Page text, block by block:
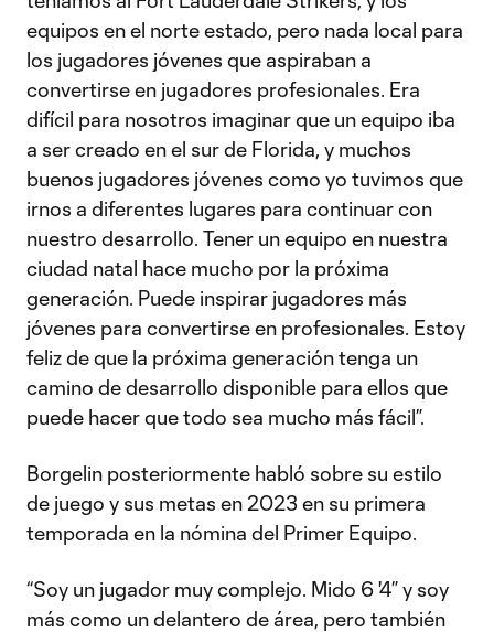
equipos en el norte estado, pero nada local para
los jugadores jóvenes que aspiraban a
convertirse en jugadores profesionales. Era
difícil para nosotros imaginar que un equipo iba
a ser creado en el sur de Florida, y muchos
buenos jugadores jóvenes como yo tuvimos que
irnos a diferentes lugares para continuar con
nuestro desarrollo. Tener un equipo en nuestra
ciudad natal hace mucho por la próxima
generación. Puede inspirar jugadores más
jóvenes para convertirse en profesionales. Estoy
feliz de que la próxima generación tenga un
camino de desarrollo disponible para ellos que
puede hacer que todo sea mucho más fácil”.
Borgelin posteriormente habló sobre su estilo
de juego y sus metas en 2023 en su primera
temporada en la nómina del Primer Equipo.
“Soy un jugador muy complejo. Mido 6 '4” y soy
más como un delantero de área, pero también